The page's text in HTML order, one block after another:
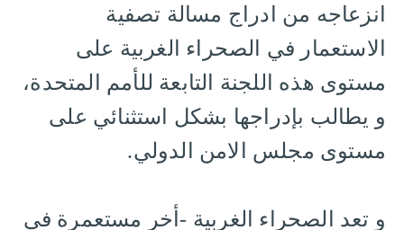
انزعاجه من ادراج مسالة تصفية
الاستعمار في الصحراء الغربية على
مستوى هذه اللجنة التابعة للأمم المتحدة،
و يطالب بإدراجها بشكل استثنائي على
مستوى مجلس الامن الدولي.
و تعد الصحراء الغربية -أخر مستعمرة في